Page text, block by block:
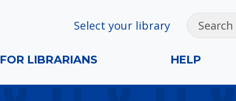
Select your library
FOR LIBRARIANS HELP